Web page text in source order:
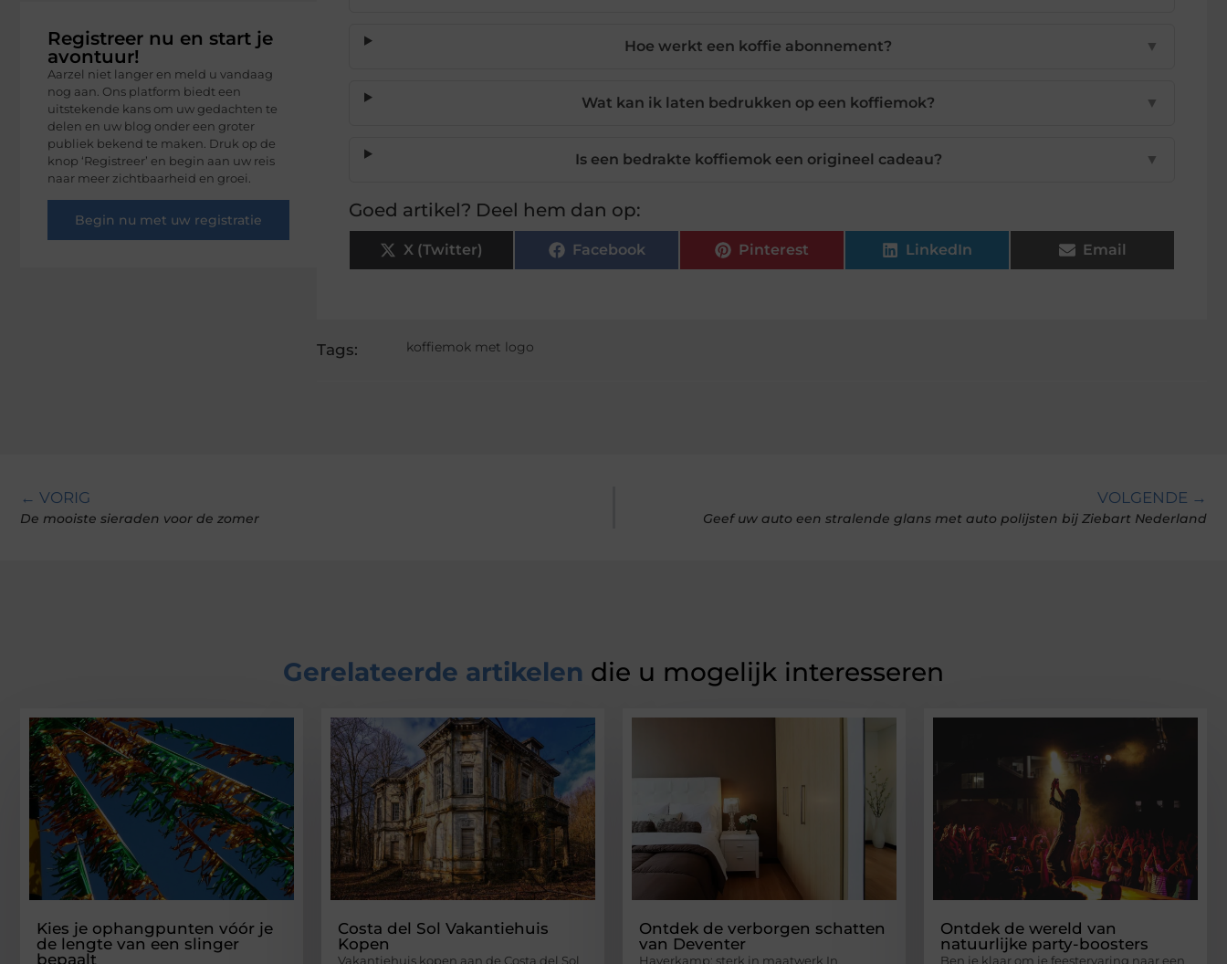
Registreer nu en start je
avontuur!
Aarzel niet langer en meld u vandaag
nog aan. Ons platform biedt een
uitstekende kans om uw gedachten te
delen en uw blog onder een groter
publiek bekend te maken. Druk op de
knop ‘Registreer’ en begin aan uw reis
naar meer zichtbaarheid en groei.
Begin nu met uw registratie
Hoe werkt een koffie abonnement? ▼
Wat kan ik laten bedrukken op een koffiemok? ▼
Is een bedrakte koffiemok een origineel cadeau? ▼
Goed artikel? Deel hem dan op:
X (Twitter) Facebook Pinterest LinkedIn Email
Tags: koffiemok met logo
← VORIG
De mooiste sieraden voor de zomer
VOLGENDE →
Geef uw auto een stralende glans met auto polijsten bij Ziebart Nederland
Gerelateerde artikelen die u mogelijk interesseren
Kies je ophangpunten vóór je
de lengte van een slinger
bepaalt
Costa del Sol Vakantiehuis
Kopen
Vakantiehuis kopen aan de Costa del Sol
Ontdek de verborgen schatten
van Deventer
Haverkamp: sterk in maatwerk In
Ontdek de wereld van
natuurlijke party-boosters
Ben je klaar om je feestervaring naar een